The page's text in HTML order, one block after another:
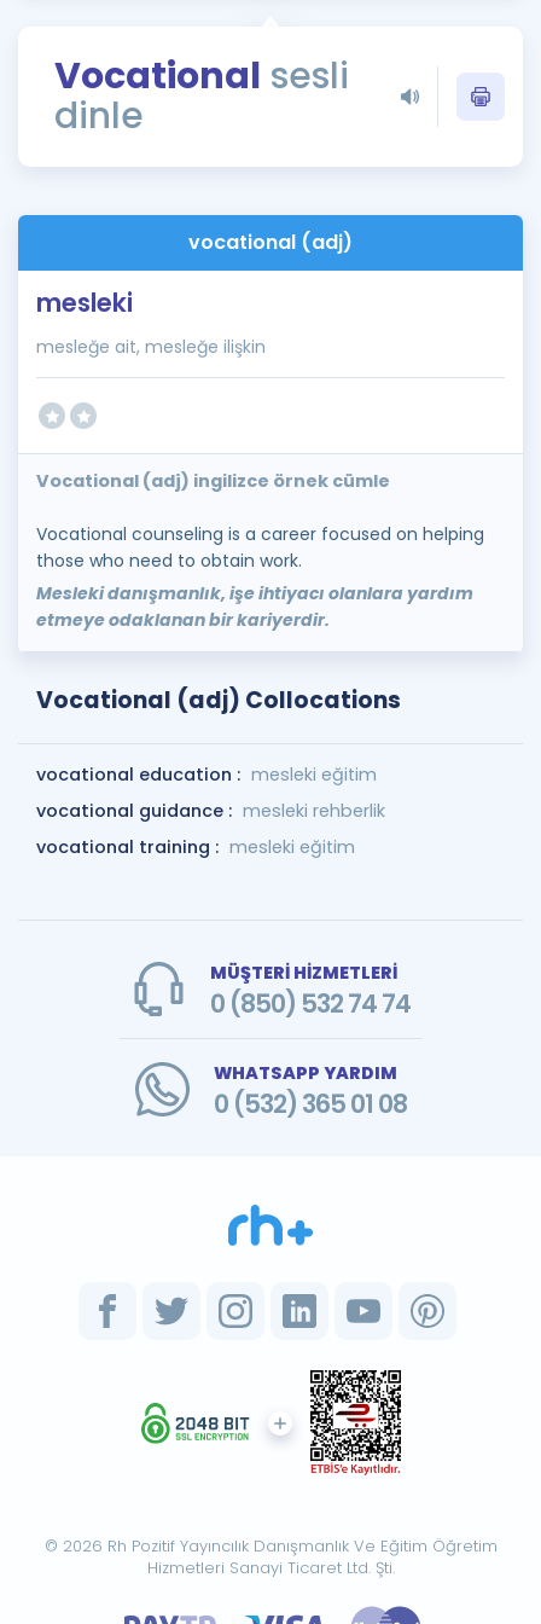
Rehberlik Aracı
ÖSYM Sınav Takvimi
İngilizce Gramer
Vocational sesli
dinle
vocational (adj)
mesleki
mesleğe ait, mesleğe ilişkin
Vocational (adj) ingilizce örnek cümle
Vocational counseling is a career focused on helping
those who need to obtain work.
Mesleki danışmanlık, işe ihtiyacı olanlara yardım
etmeye odaklanan bir kariyerdir.
Vocational (adj) Collocations
vocational education : mesleki eğitim
vocational guidance : mesleki rehberlik
vocational training : mesleki eğitim
MÜŞTERİ HİZMETLERİ
0 (850) 532 74 74
WHATSAPP YARDIM
0 (532) 365 01 08
© 2026 Rh Pozitif Yayıncılık Danışmanlık Ve Eğitim Öğretim
Hizmetleri Sanayi Ticaret Ltd. Şti.